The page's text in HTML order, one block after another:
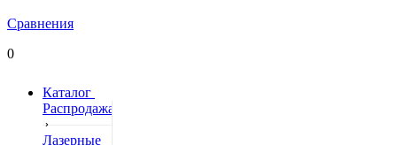
Сравнения
0
Каталог
Распродажа
Лазерные